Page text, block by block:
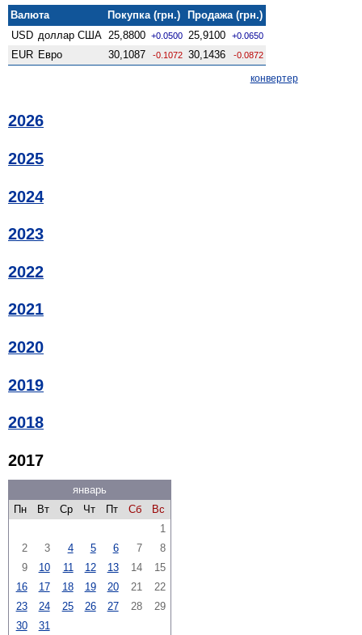
Валюта Покупка (грн.)
Продажа (грн.)
USD доллар США 25,8800 +0.0500 25,9100 +0.0650
EUR Евро 30,1087 -0.1072 30,1436 -0.0872
конвертер
2026
2025
2024
2023
2022
2021
2020
2019
2018
2017
январь
Пн
Вт Ср Чт Пт Сб
Вс
1
2
3 4 5 6 7
8
9
10 11 12 13 14
15
16
17 18 19 20 21
22
23
24 25 26 27 28
29
30
31